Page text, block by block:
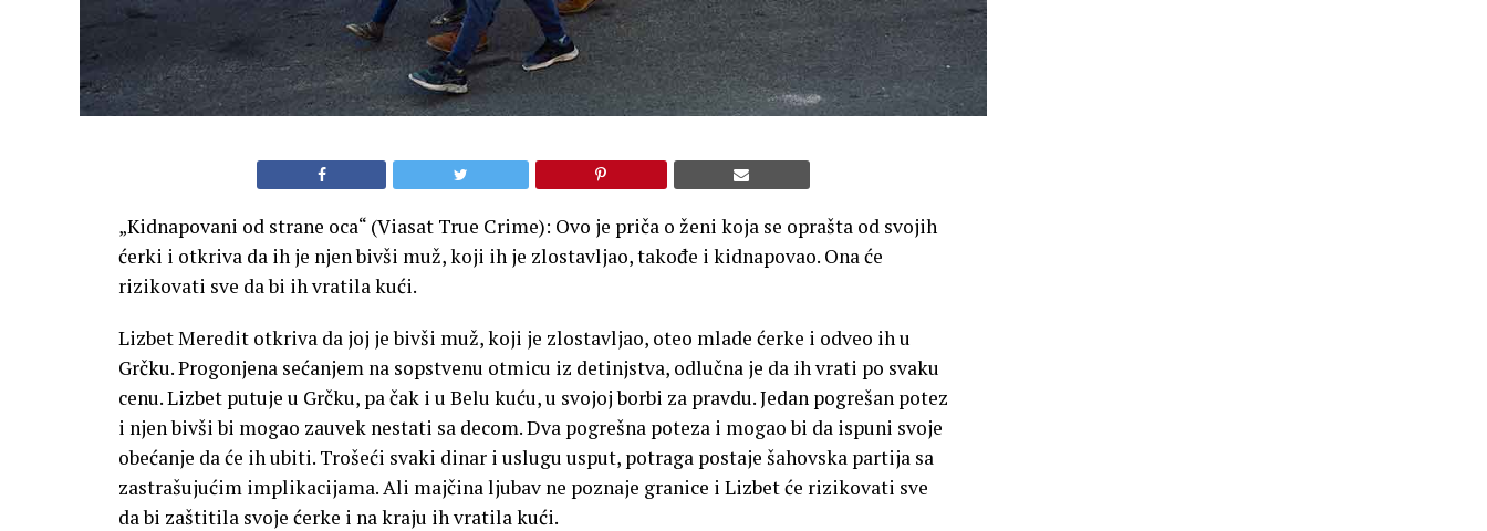
„Kidnapovani od strane oca“ (Viasat True Crime): Ovo je priča o ženi koja se oprašta od svojih
ćerki i otkriva da ih je njen bivši muž, koji ih je zlostavljao, takođe i kidnapovao. Ona će
rizikovati sve da bi ih vratila kući.
Lizbet Meredit otkriva da joj je bivši muž, koji je zlostavljao, oteo mlade ćerke i odveo ih u
Grčku. Progonjena sećanjem na sopstvenu otmicu iz detinjstva, odlučna je da ih vrati po svaku
cenu. Lizbet putuje u Grčku, pa čak i u Belu kuću, u svojoj borbi za pravdu. Jedan pogrešan potez
i njen bivši bi mogao zauvek nestati sa decom. Dva pogrešna poteza i mogao bi da ispuni svoje
obećanje da će ih ubiti. Trošeći svaki dinar i uslugu usput, potraga postaje šahovska partija sa
zastrašujućim implikacijama. Ali majčina ljubav ne poznaje granice i Lizbet će rizikovati sve
da bi zaštitila svoje ćerke i na kraju ih vratila kući.